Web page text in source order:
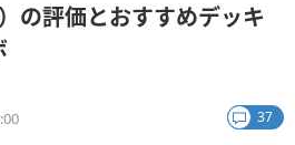
の評価とおすすめデッキ
37